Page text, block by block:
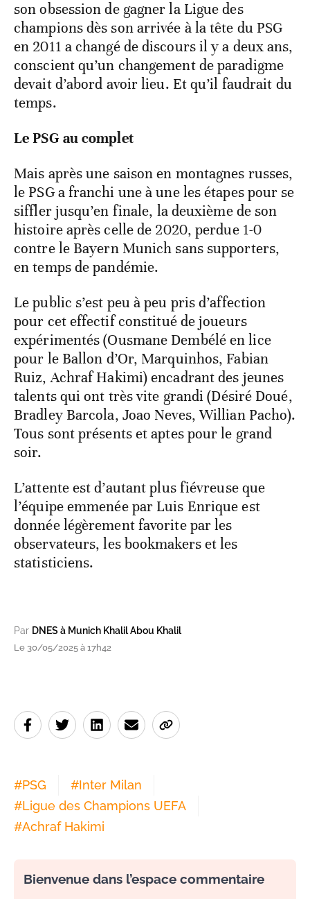
son obsession de gagner la Ligue des
champions dès son arrivée à la tête du PSG
en 2011 a changé de discours il y a deux ans,
conscient qu’un changement de paradigme
devait d’abord avoir lieu. Et qu’il faudrait du
temps.
Le PSG au complet
Mais après une saison en montagnes russes,
le PSG a franchi une à une les étapes pour se
siffler jusqu’en finale, la deuxième de son
histoire après celle de 2020, perdue 1-0
contre le Bayern Munich sans supporters,
en temps de pandémie.
Le public s’est peu à peu pris d’affection
pour cet effectif constitué de joueurs
expérimentés (Ousmane Dembélé en lice
pour le Ballon d’Or, Marquinhos, Fabian
Ruiz, Achraf Hakimi) encadrant des jeunes
talents qui ont très vite grandi (Désiré Doué,
Bradley Barcola, Joao Neves, Willian Pacho).
Tous sont présents et aptes pour le grand
soir.
L’attente est d’autant plus fiévreuse que
l’équipe emmenée par Luis Enrique est
donnée légèrement favorite par les
observateurs, les bookmakers et les
statisticiens.
Par DNES à Munich Khalil Abou Khalil
Le 30/05/2025 à 17h42
#PSG #Inter Milan
#Ligue des Champions UEFA
#Achraf Hakimi
Bienvenue dans l’espace commentaire